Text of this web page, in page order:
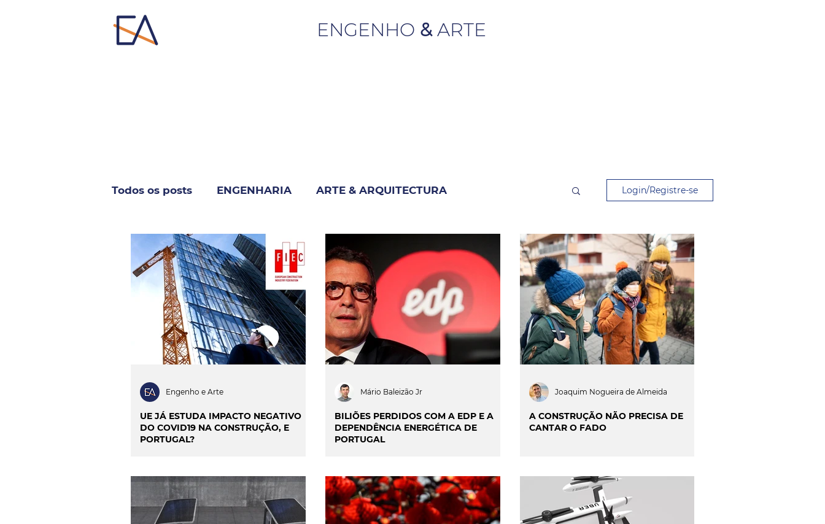
ENGENHO &ARTE
Todos os posts ENGENHARIA ARTE & ARQUITECTURA
INFORMÁTICA & TELECOM
INOVAÇÃO & SUSTENTABILIDADE SMART CITIES & MOBILIDADE
CIÊNCIA & SAÚDE OPINIÃO & TRENDS MATCH POINT
PROJECTOS & OBRAS ENTREVISTAS
Login/Registre-se
UE JÁ ESTUDA IMPACTO NEGATIVO
DO COVID19 NA CONSTRUÇÃO, E
PORTUGAL?
Engenho e Arte
BILIÕES PERDIDOS COM A EDP E A
DEPENDÊNCIA ENERGÉTICA DE
PORTUGAL
Mário Baleizão Jr
A CONSTRUÇÃO NÃO PRECISA DE
CANTAR O FADO
Joaquim Nogueira de Almeida